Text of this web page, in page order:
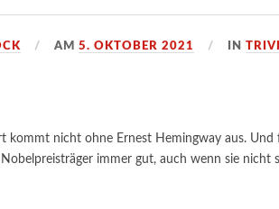
AM5. OKTOBER 2021 IN
kommt nicht ohne Ernest Hemingway aus. Und
immer gut, auch wenn sie nicht